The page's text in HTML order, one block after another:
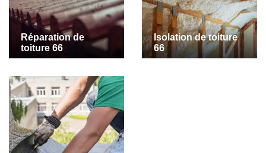
Réparation de
toiture 66
Isolation de toiture
66